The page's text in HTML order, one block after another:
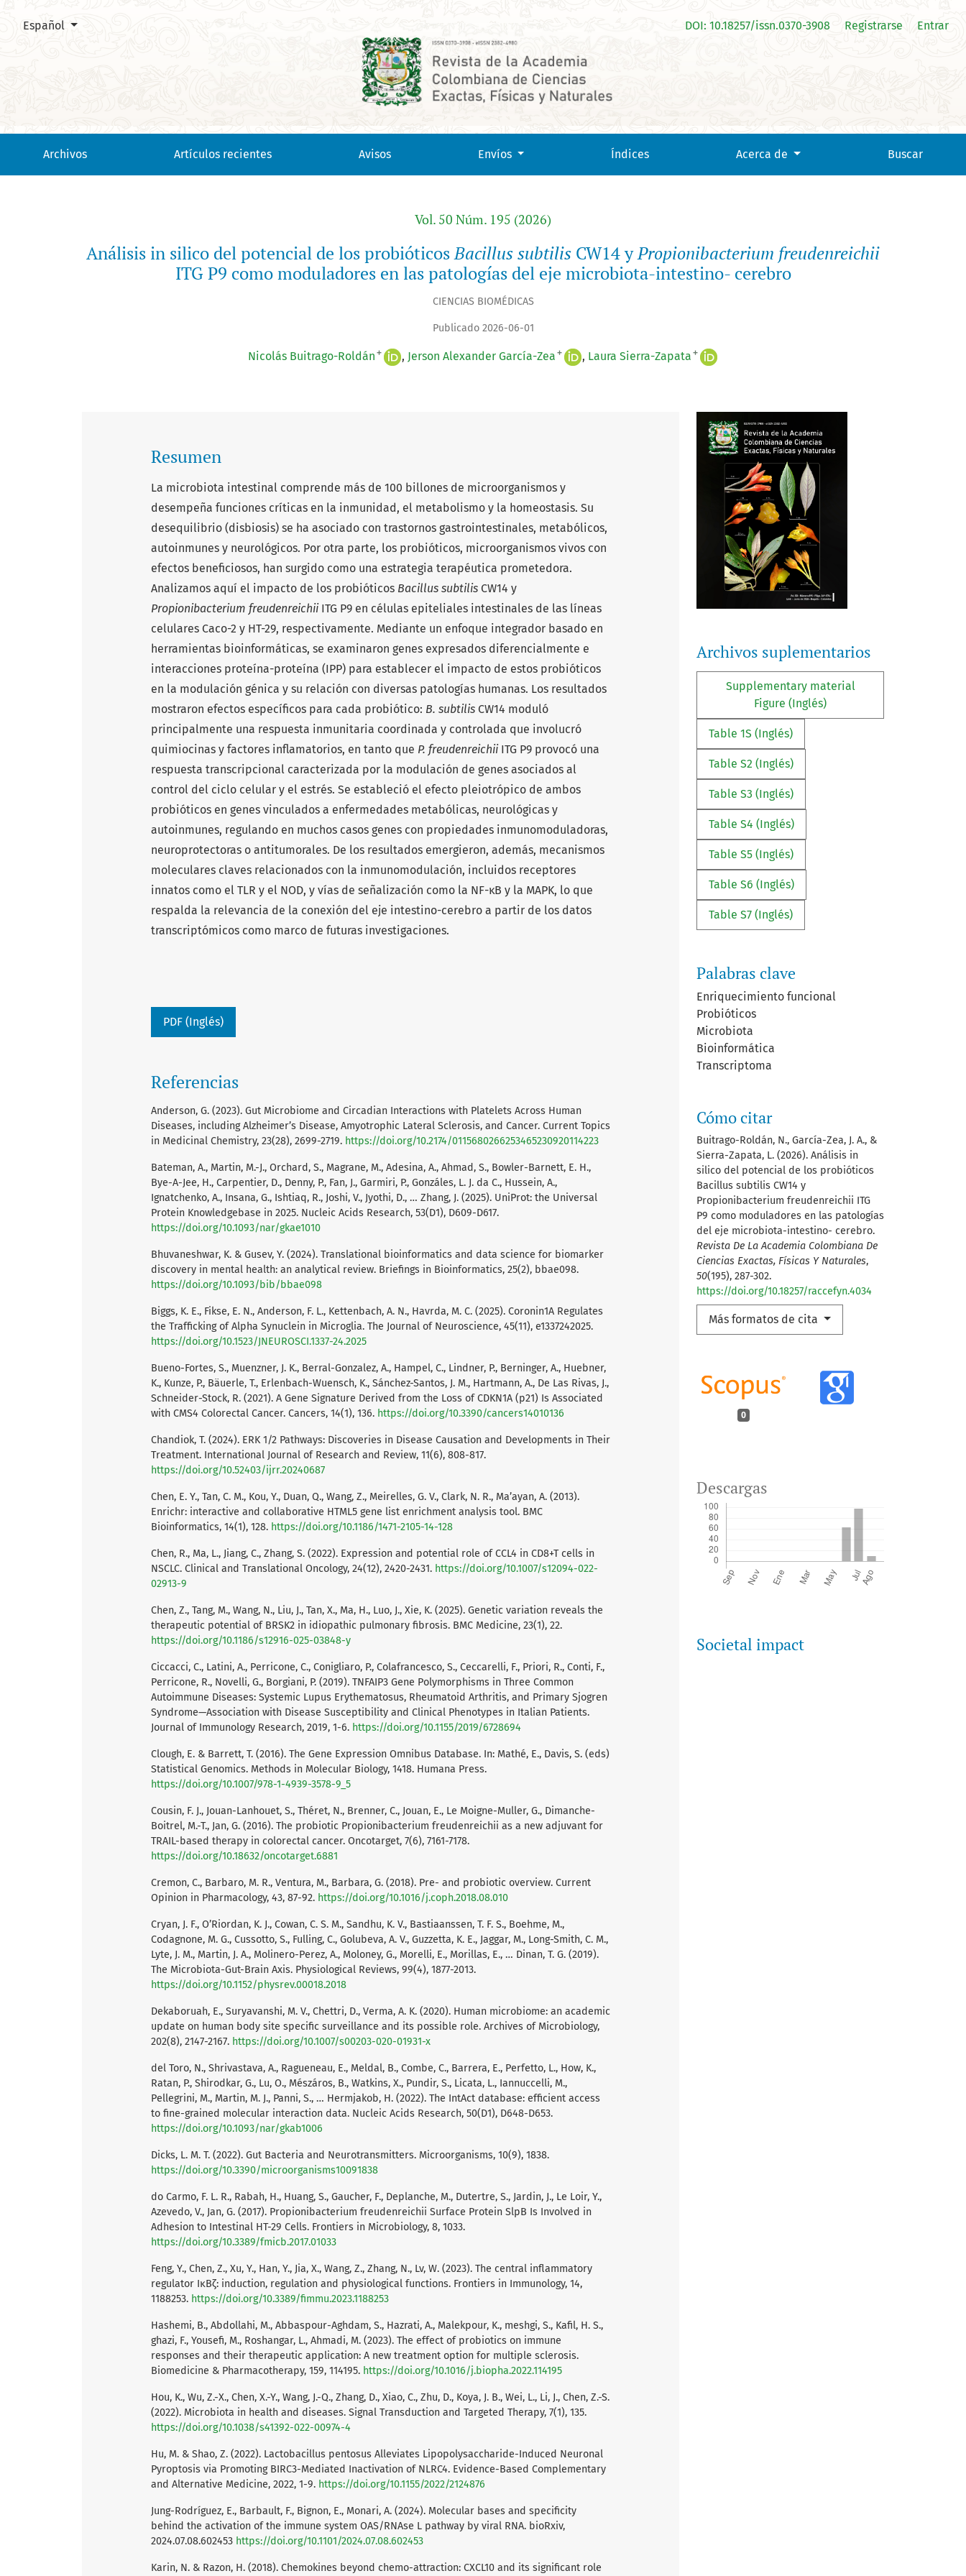
Análisis in silico del potencial de los probióticos <i>Bacillus subtilis</i> CW14 y <i>Propionibacterium freudenreichii</i> ITG P9 como moduladores en las patologías del eje
Archivos Artículos recientes Avisos Envíos Índices Acerca de Buscar
DOI: 10.18257/issn.0370-3908 Registrarse Entrar
Cambiar el idioma. El actual es:
Español
Vol. 50 Núm. 195 (2026)
Análisis in silico del potencial de los probióticosBacillus subtilis CW14 yPropionibacterium freudenreichii
ITG P9 como moduladores en las patologías del eje microbiota-intestino- cerebro
CIENCIAS BIOMÉDICAS
Publicado 2026-06-01
Nicolás Buitrago-Roldán + Jerson Alexander García-Zea + Laura Sierra-Zapata +
Archivos suplementarios
Supplementary material
Figure (Inglés)
Table 1S (Inglés)
Table S2 (Inglés)
Table S3 (Inglés)
Table S4 (Inglés)
Table S5 (Inglés)
Table S6 (Inglés)
Table S7 (Inglés)
Palabras clave
Enriquecimiento funcional
Probióticos
Microbiota
Bioinformática
Transcriptoma
Cómo citar
Buitrago-Roldán, N., García-Zea, J. A., &
Sierra-Zapata, L. (2026). Análisis in
silico del potencial de los probióticos
Bacillus subtilis CW14 y
Propionibacterium freudenreichii ITG
P9 como moduladores en las patologías
del eje microbiota-intestino- cerebro.
Revista De La Academia Colombiana De
Ciencias Exactas, Físicas Y Naturales,
50(195), 287-302.
https://doi.org/10.18257/raccefyn.4034
Más formatos de cita
0
Descargas
Societal impact
Resumen
La microbiota intestinal comprende más de 100 billones de microorganismos y
desempeña funciones críticas en la inmunidad, el metabolismo y la homeostasis. Su
desequilibrio (disbiosis) se ha asociado con trastornos gastrointestinales, metabólicos,
autoinmunes y neurológicos. Por otra parte, los probióticos, microorganismos vivos con
efectos beneficiosos, han surgido como una estrategia terapéutica prometedora.
Analizamos aquí el impacto de los probióticos Bacillus subtilis CW14 y
Propionibacterium freudenreichii ITG P9 en células epiteliales intestinales de las líneas
celulares Caco-2 y HT-29, respectivamente. Mediante un enfoque integrador basado en
herramientas bioinformáticas, se examinaron genes expresados diferencialmente e
interacciones proteína-proteína (IPP) para establecer el impacto de estos probióticos
en la modulación génica y su relación con diversas patologías humanas. Los resultados
mostraron efectos específicos para cada probiótico: B. subtilis CW14 moduló
principalmente una respuesta inmunitaria coordinada y controlada que involucró
quimiocinas y factores inflamatorios, en tanto que P. freudenreichii ITG P9 provocó una
respuesta transcripcional caracterizada por la modulación de genes asociados al
control del ciclo celular y el estrés. Se estableció el efecto pleiotrópico de ambos
probióticos en genes vinculados a enfermedades metabólicas, neurológicas y
autoinmunes, regulando en muchos casos genes con propiedades inmunomoduladoras,
neuroprotectoras o antitumorales. De los resultados emergieron, además, mecanismos
moleculares claves relacionados con la inmunomodulación, incluidos receptores
innatos como el TLR y el NOD, y vías de señalización como la NF-κB y la MAPK, lo que
respalda la relevancia de la conexión del eje intestino-cerebro a partir de los datos
transcriptómicos como marco de futuras investigaciones.
PDF (Inglés)
Referencias
Anderson, G. (2023). Gut Microbiome and Circadian Interactions with Platelets Across Human
Diseases, including Alzheimer’s Disease, Amyotrophic Lateral Sclerosis, and Cancer. Current Topics
in Medicinal Chemistry, 23(28), 2699-2719. https://doi.org/10.2174/0115680266253465230920114223
Bateman, A., Martin, M.-J., Orchard, S., Magrane, M., Adesina, A., Ahmad, S., Bowler-Barnett, E. H.,
Bye-A-Jee, H., Carpentier, D., Denny, P., Fan, J., Garmiri, P., Gonzáles, L. J. da C., Hussein, A.,
Ignatchenko, A., Insana, G., Ishtiaq, R., Joshi, V., Jyothi, D., … Zhang, J. (2025). UniProt: the Universal
Protein Knowledgebase in 2025. Nucleic Acids Research, 53(D1), D609-D617.
https://doi.org/10.1093/nar/gkae1010
Bhuvaneshwar, K. & Gusev, Y. (2024). Translational bioinformatics and data science for biomarker
discovery in mental health: an analytical review. Briefings in Bioinformatics, 25(2), bbae098.
https://doi.org/10.1093/bib/bbae098
Biggs, K. E., Fikse, E. N., Anderson, F. L., Kettenbach, A. N., Havrda, M. C. (2025). Coronin1A Regulates
the Trafficking of Alpha Synuclein in Microglia. The Journal of Neuroscience, 45(11), e1337242025.
https://doi.org/10.1523/JNEUROSCI.1337-24.2025
Bueno-Fortes, S., Muenzner, J. K., Berral-Gonzalez, A., Hampel, C., Lindner, P., Berninger, A., Huebner,
K., Kunze, P., Bäuerle, T., Erlenbach-Wuensch, K., Sánchez-Santos, J. M., Hartmann, A., De Las Rivas, J.,
Schneider-Stock, R. (2021). A Gene Signature Derived from the Loss of CDKN1A (p21) Is Associated
with CMS4 Colorectal Cancer. Cancers, 14(1), 136. https://doi.org/10.3390/cancers14010136
Chandiok, T. (2024). ERK 1/2 Pathways: Discoveries in Disease Causation and Developments in Their
Treatment. International Journal of Research and Review, 11(6), 808-817.
https://doi.org/10.52403/ijrr.20240687
Chen, E. Y., Tan, C. M., Kou, Y., Duan, Q., Wang, Z., Meirelles, G. V., Clark, N. R., Ma’ayan, A. (2013).
Enrichr: interactive and collaborative HTML5 gene list enrichment analysis tool. BMC
Bioinformatics, 14(1), 128. https://doi.org/10.1186/1471-2105-14-128
Chen, R., Ma, L., Jiang, C., Zhang, S. (2022). Expression and potential role of CCL4 in CD8+T cells in
NSCLC. Clinical and Translational Oncology, 24(12), 2420-2431. https://doi.org/10.1007/s12094-022-
02913-9
Chen, Z., Tang, M., Wang, N., Liu, J., Tan, X., Ma, H., Luo, J., Xie, K. (2025). Genetic variation reveals the
therapeutic potential of BRSK2 in idiopathic pulmonary fibrosis. BMC Medicine, 23(1), 22.
https://doi.org/10.1186/s12916-025-03848-y
Ciccacci, C., Latini, A., Perricone, C., Conigliaro, P., Colafrancesco, S., Ceccarelli, F., Priori, R., Conti, F.,
Perricone, R., Novelli, G., Borgiani, P. (2019). TNFAIP3 Gene Polymorphisms in Three Common
Autoimmune Diseases: Systemic Lupus Erythematosus, Rheumatoid Arthritis, and Primary Sjogren
Syndrome—Association with Disease Susceptibility and Clinical Phenotypes in Italian Patients.
Journal of Immunology Research, 2019, 1-6. https://doi.org/10.1155/2019/6728694
Clough, E. & Barrett, T. (2016). The Gene Expression Omnibus Database. In: Mathé, E., Davis, S. (eds)
Statistical Genomics. Methods in Molecular Biology, 1418. Humana Press.
https://doi.org/10.1007/978-1-4939-3578-9_5
Cousin, F. J., Jouan-Lanhouet, S., Théret, N., Brenner, C., Jouan, E., Le Moigne-Muller, G., Dimanche-
Boitrel, M.-T., Jan, G. (2016). The probiotic Propionibacterium freudenreichii as a new adjuvant for
TRAIL-based therapy in colorectal cancer. Oncotarget, 7(6), 7161-7178.
https://doi.org/10.18632/oncotarget.6881
Cremon, C., Barbaro, M. R., Ventura, M., Barbara, G. (2018). Pre- and probiotic overview. Current
Opinion in Pharmacology, 43, 87-92. https://doi.org/10.1016/j.coph.2018.08.010
Cryan, J. F., O’Riordan, K. J., Cowan, C. S. M., Sandhu, K. V., Bastiaanssen, T. F. S., Boehme, M.,
Codagnone, M. G., Cussotto, S., Fulling, C., Golubeva, A. V., Guzzetta, K. E., Jaggar, M., Long-Smith, C. M.,
Lyte, J. M., Martin, J. A., Molinero-Perez, A., Moloney, G., Morelli, E., Morillas, E., … Dinan, T. G. (2019).
The Microbiota-Gut-Brain Axis. Physiological Reviews, 99(4), 1877-2013.
https://doi.org/10.1152/physrev.00018.2018
Dekaboruah, E., Suryavanshi, M. V., Chettri, D., Verma, A. K. (2020). Human microbiome: an academic
update on human body site specific surveillance and its possible role. Archives of Microbiology,
202(8), 2147-2167. https://doi.org/10.1007/s00203-020-01931-x
del Toro, N., Shrivastava, A., Ragueneau, E., Meldal, B., Combe, C., Barrera, E., Perfetto, L., How, K.,
Ratan, P., Shirodkar, G., Lu, O., Mészáros, B., Watkins, X., Pundir, S., Licata, L., Iannuccelli, M.,
Pellegrini, M., Martin, M. J., Panni, S., … Hermjakob, H. (2022). The IntAct database: efficient access
to fine-grained molecular interaction data. Nucleic Acids Research, 50(D1), D648-D653.
https://doi.org/10.1093/nar/gkab1006
Dicks, L. M. T. (2022). Gut Bacteria and Neurotransmitters. Microorganisms, 10(9), 1838.
https://doi.org/10.3390/microorganisms10091838
do Carmo, F. L. R., Rabah, H., Huang, S., Gaucher, F., Deplanche, M., Dutertre, S., Jardin, J., Le Loir, Y.,
Azevedo, V., Jan, G. (2017). Propionibacterium freudenreichii Surface Protein SlpB Is Involved in
Adhesion to Intestinal HT-29 Cells. Frontiers in Microbiology, 8, 1033.
https://doi.org/10.3389/fmicb.2017.01033
Feng, Y., Chen, Z., Xu, Y., Han, Y., Jia, X., Wang, Z., Zhang, N., Lv, W. (2023). The central inflammatory
regulator IκBζ: induction, regulation and physiological functions. Frontiers in Immunology, 14,
1188253. https://doi.org/10.3389/fimmu.2023.1188253
Hashemi, B., Abdollahi, M., Abbaspour-Aghdam, S., Hazrati, A., Malekpour, K., meshgi, S., Kafil, H. S.,
ghazi, F., Yousefi, M., Roshangar, L., Ahmadi, M. (2023). The effect of probiotics on immune
responses and their therapeutic application: A new treatment option for multiple sclerosis.
Biomedicine & Pharmacotherapy, 159, 114195. https://doi.org/10.1016/j.biopha.2022.114195
Hou, K., Wu, Z.-X., Chen, X.-Y., Wang, J.-Q., Zhang, D., Xiao, C., Zhu, D., Koya, J. B., Wei, L., Li, J., Chen, Z.-S.
(2022). Microbiota in health and diseases. Signal Transduction and Targeted Therapy, 7(1), 135.
https://doi.org/10.1038/s41392-022-00974-4
Hu, M. & Shao, Z. (2022). Lactobacillus pentosus Alleviates Lipopolysaccharide-Induced Neuronal
Pyroptosis via Promoting BIRC3-Mediated Inactivation of NLRC4. Evidence-Based Complementary
and Alternative Medicine, 2022, 1-9. https://doi.org/10.1155/2022/2124876
Jung-Rodríguez, E., Barbault, F., Bignon, E., Monari, A. (2024). Molecular bases and specificity
behind the activation of the immune system OAS/RNAse L pathway by viral RNA. bioRxiv,
2024.07.08.602453 https://doi.org/10.1101/2024.07.08.602453
Karin, N. & Razon, H. (2018). Chemokines beyond chemo-attraction: CXCL10 and its significant role